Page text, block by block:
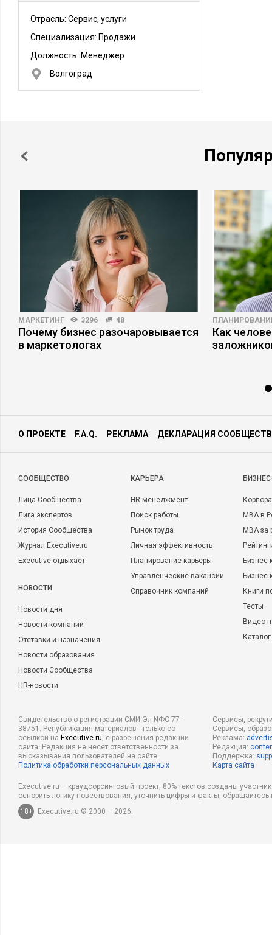
Отрасль: Сервис, услуги
Специализация: Продажи
Должность: Менеджер
Волгоград
МАРКЕТИНГ 3296 48
Почему бизнес разочаровывается
в маркетологах
Как
О ПРОЕКТЕ F.A.Q. РЕКЛАМА ДЕКЛАРАЦИЯ
CООБЩЕСТВО
Лица Сообщества
Лига экспертов
История Сообщества
Журнал Executive.ru
Executive отдыхает
НОВОСТИ
Новости дня
Новости компаний
Отставки и назначения
Новости образования
Новости Сообщества
HR-новости
КАРЬЕРА
HR-менеджмент
Поиск работы
Рынок труда
Личная эффективность
Планирование карьеры
Управленческие вакансии
Справочник компаний
MBA в
MBA
Бизнес-
Книги
Тесты
Видео
Свидетельство о регистрации СМИ Эл NФС 77-
38751. Републикация материалов - только со
ссылкой на Executive.ru, с разрешения редакции
сайта. Редакция не несет ответственности за
высказывания пользователей на сайте.
Политика обработки персональных данных
Сервисы,
Сервисы,
Реклама:
Редакция:
Поддержка:
Карта сайта
Executive.ru – краудсорсинговый проект, 80% текстов созданы
оспорить логику повествования, уточнить цифры и факты,
18+
Executive.ru © 2000 – 2026.